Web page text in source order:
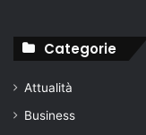
Categorie
Attualità
Business